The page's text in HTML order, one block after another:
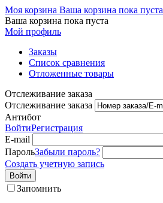
Моя корзина Ваша корзина пока пуста
Ваша корзина пока пуста
Мой профиль
Заказы
Список сравнения
Отложенные товары
Отслеживание заказа
Отслеживание заказа
Антибот
ВойтиРегистрация
E-mail
ПарольЗабыли пароль?
Создать учетную запись
Войти
Запомнить